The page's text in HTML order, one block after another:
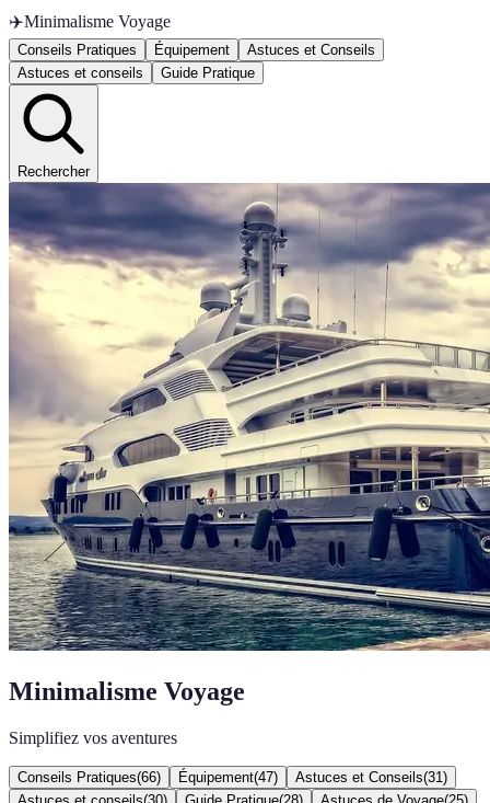
✈️Minimalisme Voyage
Conseils Pratiques Équipement
Astuces et Conseils
Astuces et conseils
Guide Pratique
Rechercher
Minimalisme Voyage
Simplifiez vos aventures
Conseils Pratiques(66) Équipement(47) Astuces et Conseils(31 )